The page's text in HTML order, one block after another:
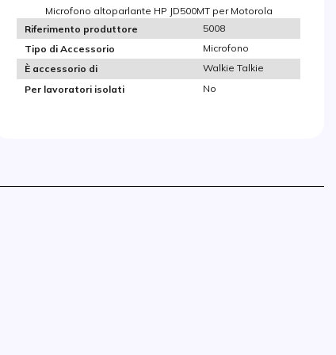
Microfono altoparlante HP JD500MT per Motorola
Riferimento produttore
5008
Tipo di Accessorio
Microfono
È accessorio di
Walkie Talkie
Per lavoratori isolati
No